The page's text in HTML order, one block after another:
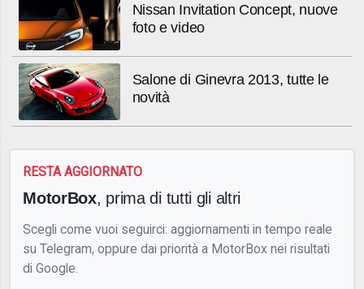
Nissan Invitation Concept, nuove
foto e video
Salone di Ginevra 2013, tutte le
novità
RESTA AGGIORNATO
MotorBox, prima di tutti gli altri
Scegli come vuoi seguirci: aggiornamenti in tempo reale
su Telegram, oppure dai priorità a MotorBox nei risultati
di Google.